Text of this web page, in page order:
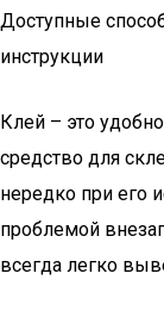
Доступные
инструкции
Клей – это
средство для
нередко при его
проблемой
всегда легко